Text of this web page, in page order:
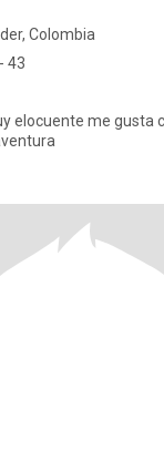
Colombia
43
elocuente me gusta